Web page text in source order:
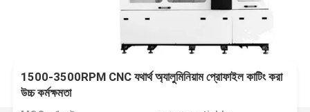
1500-3500RPM CNC যথার্থ অ্যালুমিনিয়াম প্রোফাইল কাটিং করা
উচ্চ কর্মক্ষমতা